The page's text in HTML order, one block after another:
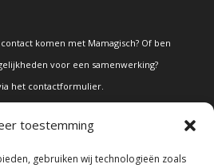
toestemming
gebruiken wij technologieën zoals
komen met Mamagisch? Of ben
voor een samenwerking?
het contactformulier.